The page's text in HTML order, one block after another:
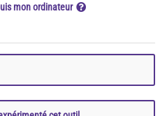
mon ordinateur